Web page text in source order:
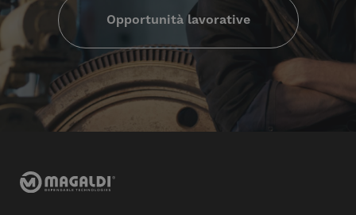
Opportunità lavorative